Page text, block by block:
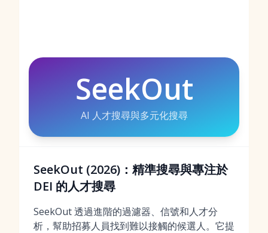
SeekOut
AI 人才搜尋與多元化搜尋
SeekOut (2026)：精準搜尋與專注於
DEI 的人才搜尋
SeekOut 透過進階的過濾器、信號和人才分
析，幫助招募人員找到難以接觸的候選人。它提